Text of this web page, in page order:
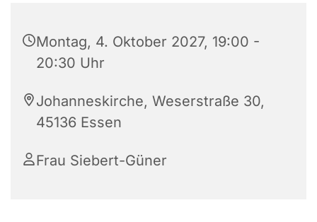
Montag, 4. Oktober 2027, 19:00 -
20:30 Uhr
Johanneskirche, Weserstraße 30,
45136 Essen
Frau Siebert-Güner